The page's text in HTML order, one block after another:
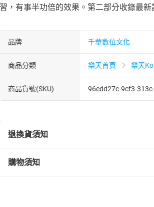
習，有事半功倍的效果。第二部分收錄最
品牌 千華數位文化
商品分類 樂天首頁 樂天
商品貨號(SKU) 96edd27c-9cf3-
退換貨須知
退換貨規定：
(一)依消費者保護法第19條第1項後
購物須知